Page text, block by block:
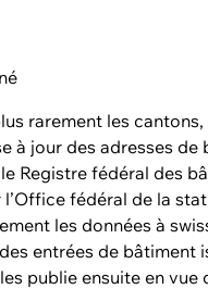
rarement les
à jour des adresses
Registre fédéral des
fédéral de la
les données à
entrées de bâtiment
publie ensuite en vue